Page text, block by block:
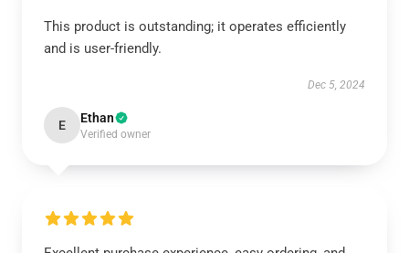
This product is outstanding; it operates efficiently
and is user-friendly.
Dec 5, 2024
E Ethan
Verified owner